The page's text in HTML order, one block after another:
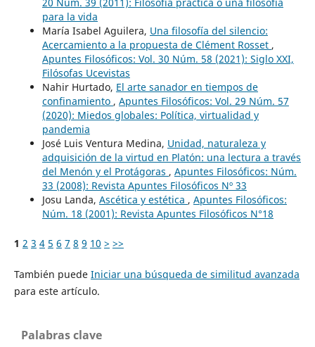
para la vida
María Isabel Aguilera, Una filosofía del silencio:
Acercamiento a la propuesta de Clément Rosset ,
Apuntes Filosóficos: Vol. 30 Núm. 58 (2021): Siglo XXI,
Filósofas Ucevistas
Nahir Hurtado, El arte sanador en tiempos de
confinamiento , Apuntes Filosóficos: Vol. 29 Núm. 57
(2020): Miedos globales: Política, virtualidad y
pandemia
José Luis Ventura Medina, Unidad, naturaleza y
adquisición de la virtud en Platón: una lectura a través
del Menón y el Protágoras , Apuntes Filosóficos: Núm.
33 (2008): Revista Apuntes Filosóficos Nº 33
Josu Landa, Ascética y estética , Apuntes Filosóficos:
Núm. 18 (2001): Revista Apuntes Filosóficos N°18
1 2 3 4 5 6 7 8 9 10 > >>
También puede Iniciar una búsqueda de similitud avanzada
para este artículo.
Palabras clave